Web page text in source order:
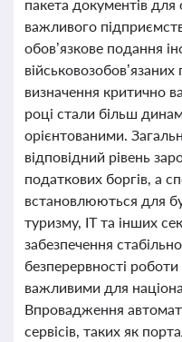
пакета документів
важливого
обов’язкове подання
військовозобов’язаних
визначення критично
році стали більш
орієнтованими.
відповідний рівень
податкових боргів, а
встановлюються для
туризму, ІТ та інших
забезпечення
безперервності роботи
важливими для
Впровадження
сервісів, таких як